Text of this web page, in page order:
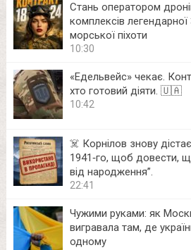
Стань оператором
комплексів
морської піхоти
10:30
«Едельвейс» чекає.
хто готовий діяти. 🇺🇦
10:42
☠️ Корнілов знову
1941‑го, щоб довести,
від народження”.
22:41
Чужими руками: як
вигравала там, де
одному